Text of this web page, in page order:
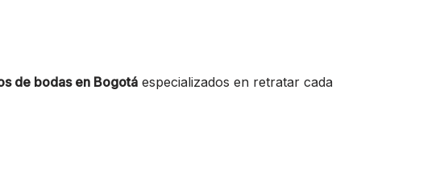
de bodas en Bogotá especializados en retratar cada